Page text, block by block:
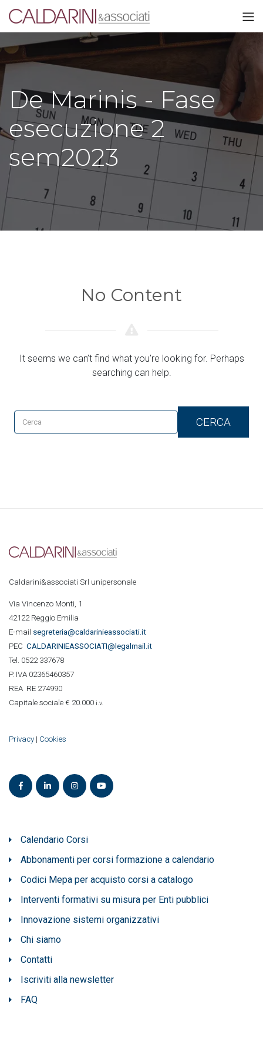
De Marinis - Fase
esecuzione 2
sem2023
No Content
It seems we can’t find what you’re looking for. Perhaps
searching can help.
CERCA
Caldarini&associati Srl unipersonale
Via Vincenzo Monti, 1
42122 Reggio Emilia
E-mail segreteria@caldarinieassociati.it
PEC CALDARINIEASSOCIATI@legalmail.it
Tel. 0522 337678
P. IVA 02365460357
REA RE 274990
Capitale sociale € 20.000 i.v.
Privacy | Cookies
Calendario Corsi
Abbonamenti per corsi formazione a calendario
Codici Mepa per acquisto corsi a catalogo
Interventi formativi su misura per Enti pubblici
Innovazione sistemi organizzativi
Chi siamo
Contatti
Iscriviti alla newsletter
FAQ